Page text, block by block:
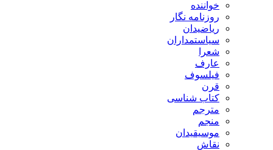
خواننده
روزنامه نگار
ریاضیدان
سیاستمداران
شعرا
عارف
فیلسوف
قرن
کتاب شناسی
مترجم
منجم
موسیقیدان
نقاش